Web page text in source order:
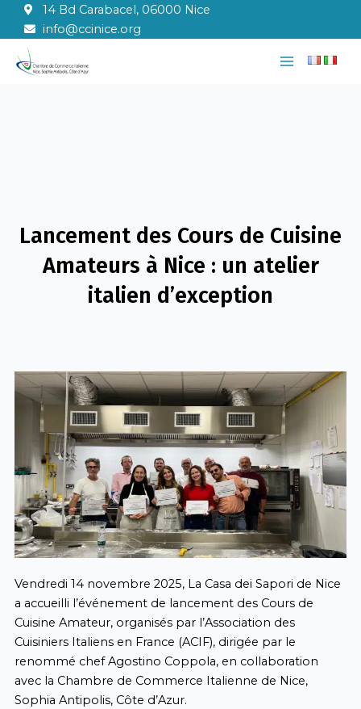
contenu
14 Bd Carabacel, 06000 Nice
info@ccinice.org
Main
Lancement des Cours de Cuisine
Amateurs à Nice : un atelier
italien d’exception
Vendredi 14 novembre 2025, La Casa dei Sapori de Nice
a accueilli l’événement de lancement des Cours de
Cuisine Amateur, organisés par l’Association des
Cuisiniers Italiens en France (ACIF), dirigée par le
renommé chef Agostino Coppola, en collaboration
avec la Chambre de Commerce Italienne de Nice,
Sophia Antipolis, Côte d’Azur.